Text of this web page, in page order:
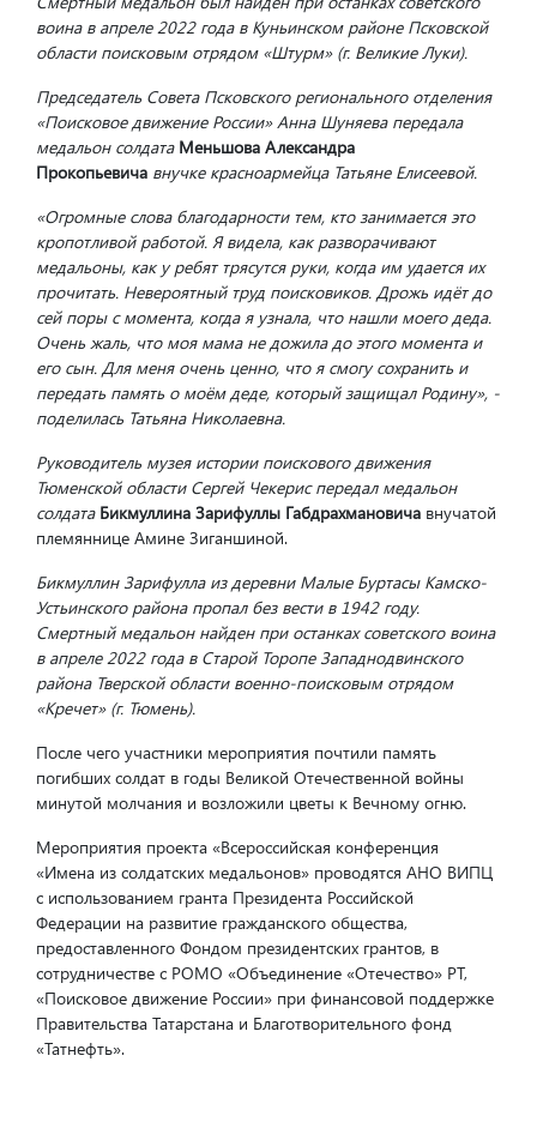
воина в апреле 2022 года в Куньинском районе Псковской
области поисковым отрядом «Штурм» (г. Великие Луки).
Председатель Совета Псковского регионального отделения
«Поисковое движение России» Анна Шуняева передала
медальон солдата Меньшова Александра
Прокопьевича внучке красноармейца Татьяне Елисеевой.
«Огромные слова благодарности тем, кто занимается это
кропотливой работой. Я видела, как разворачивают
медальоны, как у ребят трясутся руки, когда им удается их
прочитать. Невероятный труд поисковиков. Дрожь идёт до
сей поры с момента, когда я узнала, что нашли моего деда.
Очень жаль, что моя мама не дожила до этого момента и
его сын. Для меня очень ценно, что я смогу сохранить и
передать память о моём деде, который защищал Родину», -
поделилась Татьяна Николаевна.
Руководитель музея истории поискового движения
Тюменской области Сергей Чекерис передал медальон
солдата Бикмуллина Зарифуллы Габдрахмановича внучатой
племяннице Амине Зиганшиной.
Бикмуллин Зарифулла из деревни Малые Буртасы Камско-
Устьинского района пропал без вести в 1942 году.
Смертный медальон найден при останках советского воина
в апреле 2022 года в Старой Торопе Западнодвинского
района Тверской области военно-поисковым отрядом
«Кречет» (г. Тюмень).
После чего участники мероприятия почтили память
погибших солдат в годы Великой Отечественной войны
минутой молчания и возложили цветы к Вечному огню.
Мероприятия проекта «Всероссийская конференция
«Имена из солдатских медальонов» проводятся АНО ВИПЦ
с использованием гранта Президента Российской
Федерации на развитие гражданского общества,
предоставленного Фондом президентских грантов, в
сотрудничестве с РОМО «Объединение «Отечество» РТ,
«Поисковое движение России» при финансовой поддержке
Правительства Татарстана и Благотворительного фонд
«Татнефть».